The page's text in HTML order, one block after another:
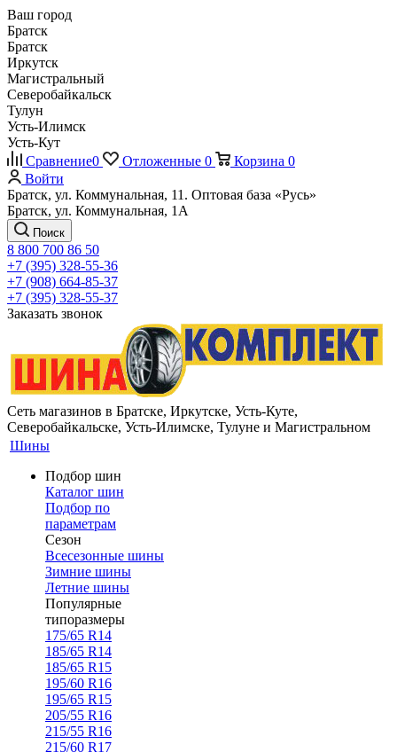
Ваш город
Братск
Братск
Иркутск
Магистральный
Северобайкальск
Тулун
Усть-Илимск
Усть-Кут
Сравнение0 Отложенные 0 Корзина 0
Войти
Братск, ул. Коммунальная, 11. Оптовая база «Русь»
Братск, ул. Коммунальная, 1А
Поиск
8 800 700 86 50
+7 (395) 328-55-36
+7 (908) 664-85-37
+7 (395) 328-55-37
Заказать звонок
Сеть магазинов в Братске, Иркутске, Усть-Куте,
Северобайкальске, Усть-Илимске, Тулуне и Магистральном
Шины
Подбор шин
Каталог шин
Подбор по
параметрам
Сезон
Всесезонные шины
Зимние шины
Летние шины
Популярные
типоразмеры
175/65 R14
185/65 R14
185/65 R15
195/60 R16
195/65 R15
205/55 R16
215/55 R16
215/60 R17